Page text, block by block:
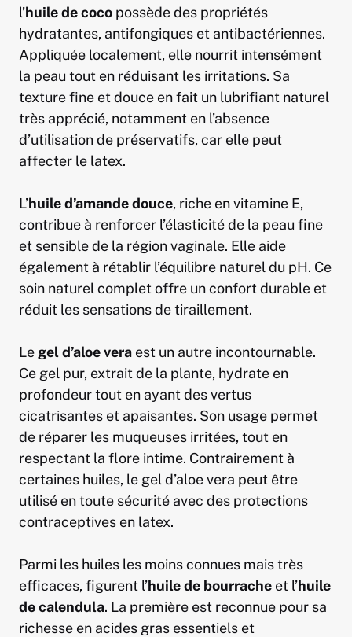
l’huile de coco possède des propriétés
hydratantes, antifongiques et antibactériennes.
Appliquée localement, elle nourrit intensément
la peau tout en réduisant les irritations. Sa
texture fine et douce en fait un lubrifiant naturel
très apprécié, notamment en l’absence
d’utilisation de préservatifs, car elle peut
affecter le latex.
L’huile d’amande douce, riche en vitamine E,
contribue à renforcer l’élasticité de la peau fine
et sensible de la région vaginale. Elle aide
également à rétablir l’équilibre naturel du pH. Ce
soin naturel complet offre un confort durable et
réduit les sensations de tiraillement.
Le gel d’aloe vera est un autre incontournable.
Ce gel pur, extrait de la plante, hydrate en
profondeur tout en ayant des vertus
cicatrisantes et apaisantes. Son usage permet
de réparer les muqueuses irritées, tout en
respectant la flore intime. Contrairement à
certaines huiles, le gel d’aloe vera peut être
utilisé en toute sécurité avec des protections
contraceptives en latex.
Parmi les huiles les moins connues mais très
efficaces, figurent l’huile de bourrache et l’huile
de calendula. La première est reconnue pour sa
richesse en acides gras essentiels et